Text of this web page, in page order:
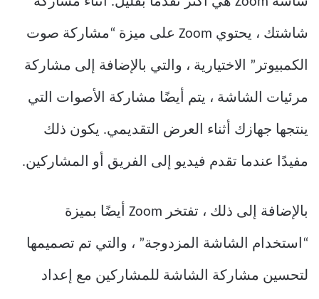
شاشتك ، يحتوي Zoom على ميزة “مشاركة صوت
الكمبيوتر” الاختيارية ، والتي بالإضافة إلى مشاركة
مرئيات الشاشة ، يتم أيضًا مشاركة الأصوات التي
ينتجها جهازك أثناء العرض التقديمي. يكون ذلك
مفيدًا عندما تقدم فيديو إلى الفريق أو المشاركين.
بالإضافة إلى ذلك ، تفتخر Zoom أيضًا بميزة
“استخدام الشاشة المزدوجة” ، والتي تم تصميمها
لتحسين مشاركة الشاشة للمشاركين مع إعداد